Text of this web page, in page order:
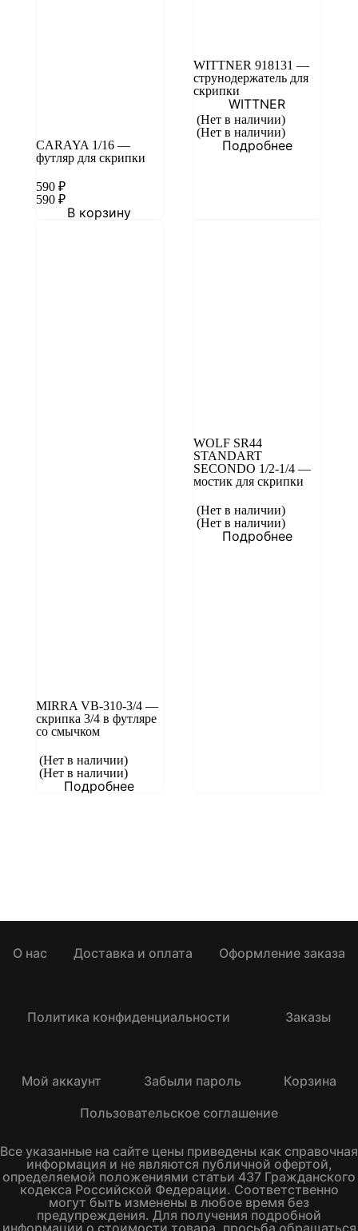
CARAYA 1/16 —
футляр для скрипки
590 ₽
590 ₽
В корзину
WITTNER 918131 —
струнодержатель для
скрипки
WITTNER
(Нет в наличии)
(Нет в наличии)
Подробнее
MIRRA VB-310-3/4 —
скрипка 3/4 в футляре
со смычком
(Нет в наличии)
(Нет в наличии)
Подробнее
WOLF SR44
STANDART
SECONDO 1/2-1/4 —
мостик для скрипки
(Нет в наличии)
(Нет в наличии)
Подробнее
О нас Доставка и оплата Оформление заказа
Политика конфиденциальности Заказы
Мой аккаунт Забыли пароль
Корзина
Пользовательское соглашение
Все указанные на сайте цены приведены как справочная
информация и не являются публичной офертой,
определяемой положениями статьи 437 Гражданского
кодекса Российской Федерации. Соответственно
могут быть изменены в любое время без
предупреждения. Для получения подробной
информации о стоимости товара, просьба обращаться